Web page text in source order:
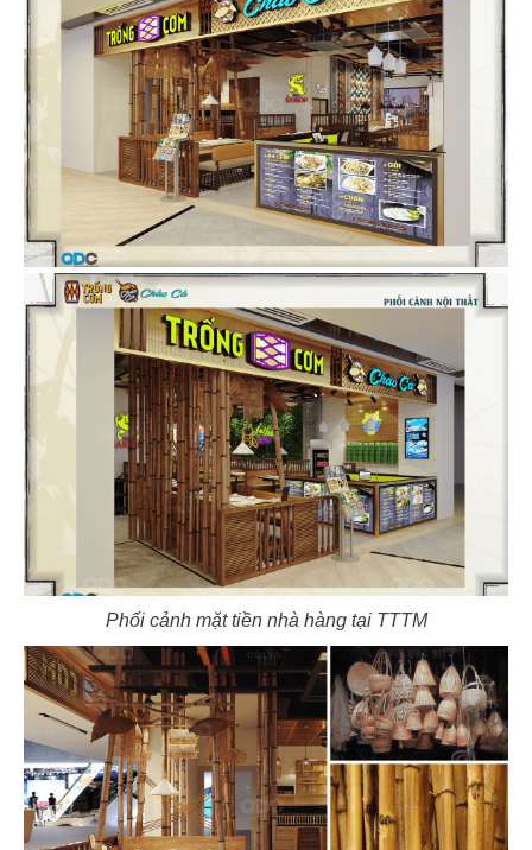
Phối cảnh mặt tiền nhà hàng tại TTTM
AMERICANO
COFFEE
CN Gò Vấp
16
DAO NIU GUO
CN Nguyễn Tri Phương
17
DRAGON HOTPOT
CN Cao Thắng
18
DRAGON HOTPOT
CN Vincom Q9
19
DRAGON HOTPOT
CN Landmark 81
20
DRAGON HOTPOT
CN Trần Quang Khải
21
SAN FU LOU
CN Hikari - Bình Dương
22
SAN FU LOU
CN Vincom Đồng Khởi